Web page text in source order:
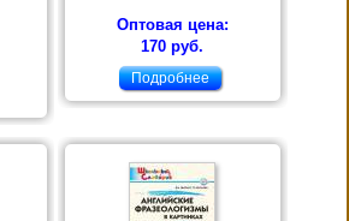
Оптовая цена:
170 руб.
Подробнее